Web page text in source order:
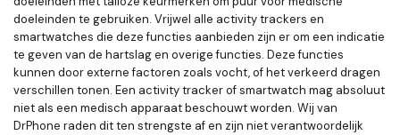
doeleinden te gebruiken. Vrijwel alle activity trackers en
smartwatches die deze functies aanbieden zijn er om een indicatie
te geven van de hartslag en overige functies. Deze functies
kunnen door externe factoren zoals vocht, of het verkeerd dragen
verschillen tonen. Een activity tracker of smartwatch mag absoluut
niet als een medisch apparaat beschouwt worden. Wij van
DrPhone raden dit ten strengste af en zijn niet verantwoordelijk